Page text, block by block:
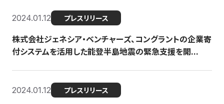
2024.01.12 プレスリリース
株式会社ジェネシア・ベンチャーズ、コングラントの企業寄
付システムを活用した能登半島地震の緊急支援を開...
2024.01.12 プレスリリース